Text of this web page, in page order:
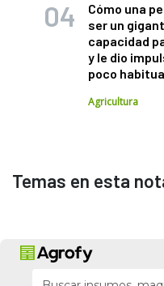
Cómo una
ser un
capacidad
y le dio
poco
Agricultura
Temas en esta